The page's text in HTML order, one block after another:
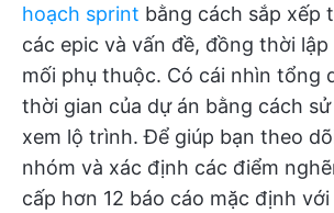
hoạch sprint bằng cách sắp xếp
các epic và vấn đề, đồng thời
mối phụ thuộc. Có cái nhìn tổng
thời gian của dự án bằng cách
xem lộ trình. Để giúp bạn theo
nhóm và xác định các điểm
cấp hơn 12 báo cáo mặc định